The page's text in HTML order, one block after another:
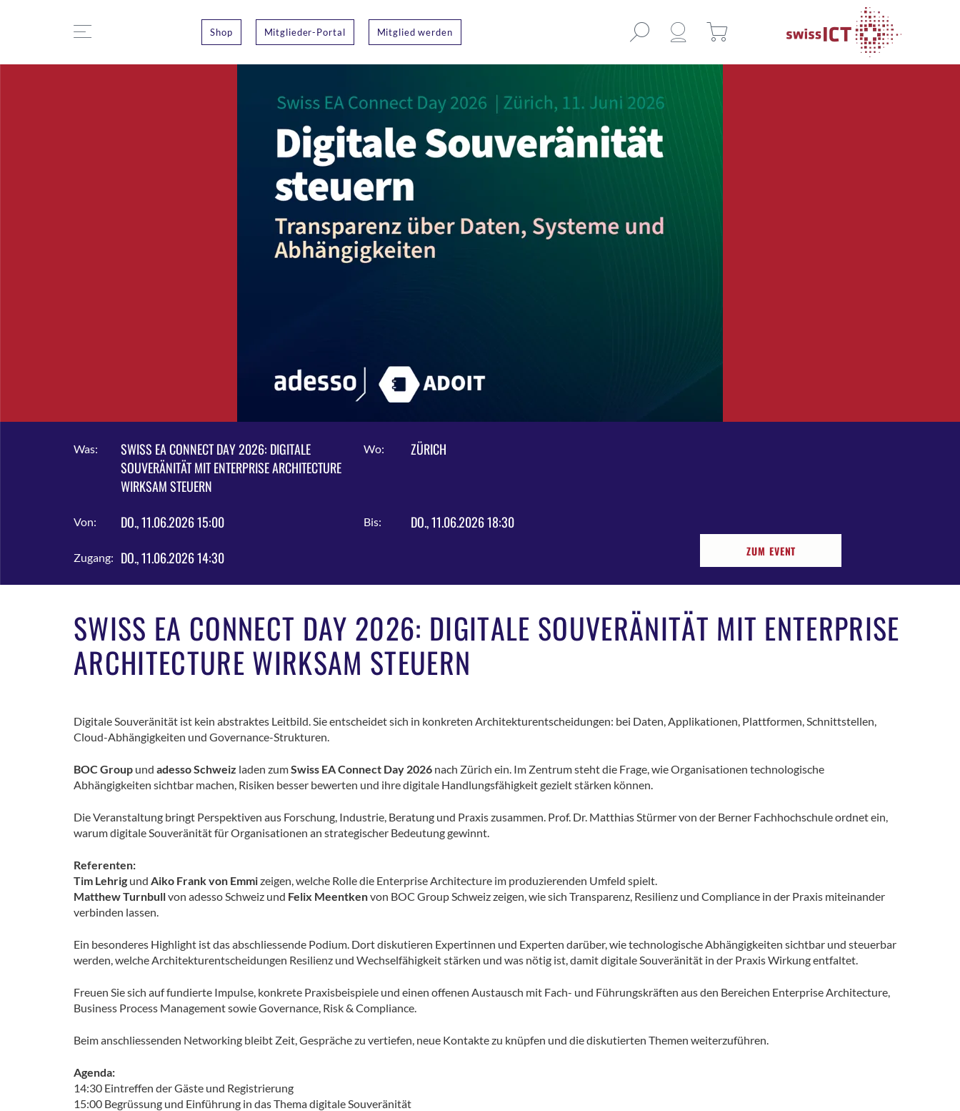
Shop Mitglieder-Portal Mitglied werden
Was:
SWISS EA CONNECT DAY 2026: DIGITALE
SOUVERÄNITÄT MIT ENTERPRISE ARCHITECTURE
WIRKSAM STEUERN
Wo: ZÜRICH
Von: DO., 11.06.2026 15:00 Bis: DO., 11.06.2026 18:30
Zugang: DO., 11.06.2026 14:30 ZUM EVENT
SWISS EA CONNECT DAY 2026: DIGITALE SOUVERÄNITÄT MIT ENTERPRISE
ARCHITECTURE WIRKSAM STEUERN
Digitale Souveränität ist kein abstraktes Leitbild. Sie entscheidet sich in konkreten Architekturentscheidungen: bei Daten, Applikationen, Plattformen, Schnittstellen,
Cloud-Abhängigkeiten und Governance-Strukturen.
BOC Group und adesso Schweiz laden zumSwiss EA Connect Day 2026 nach Zürich ein. Im Zentrum steht die Frage, wie Organisationen technologische
Abhängigkeiten sichtbar machen, Risiken besser bewerten und ihre digitale Handlungsfähigkeit gezielt stärken können.
Die Veranstaltung bringt Perspektiven aus Forschung, Industrie, Beratung und Praxis zusammen. Prof. Dr. Matthias Stürmer von der Berner Fachhochschule ordnet ein,
warum digitale Souveränität für Organisationen an strategischer Bedeutung gewinnt.
Referenten:
Tim Lehrig und Aiko Frank von Emmizeigen, welche Rolle die Enterprise Architecture im produzierenden Umfeld spielt.
Matthew Turnbullvon adesso Schweiz und Felix Meentkenvon BOC Group Schweiz zeigen, wie sich Transparenz, Resilienz und Compliance in der Praxis miteinander
verbinden lassen.
Ein besonderes Highlight ist das abschliessende Podium. Dort diskutieren Expertinnen und Experten darüber, wie technologische Abhängigkeiten sichtbar und steuerbar
werden, welche Architekturentscheidungen Resilienz und Wechselfähigkeit stärken und was nötig ist, damit digitale Souveränität in der Praxis Wirkung entfaltet.
Freuen Sie sich auf fundierte Impulse, konkrete Praxisbeispiele und einen offenen Austausch mit Fach- und Führungskräften aus den Bereichen Enterprise Architecture,
Business Process Management sowie Governance, Risk & Compliance.
Beim anschliessenden Networking bleibt Zeit, Gespräche zu vertiefen, neue Kontakte zu knüpfen und die diskutierten Themen weiterzuführen.
Agenda:
14:30 Eintreffen der Gäste und Registrierung
15:00 Begrüssung und Einführung in das Thema digitale Souveränität